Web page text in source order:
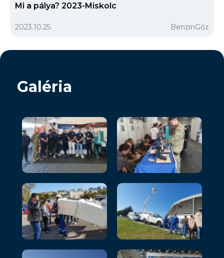
Mi a pálya? 2023-Miskolc
2023.10.25 BenzinGőz
Galéria